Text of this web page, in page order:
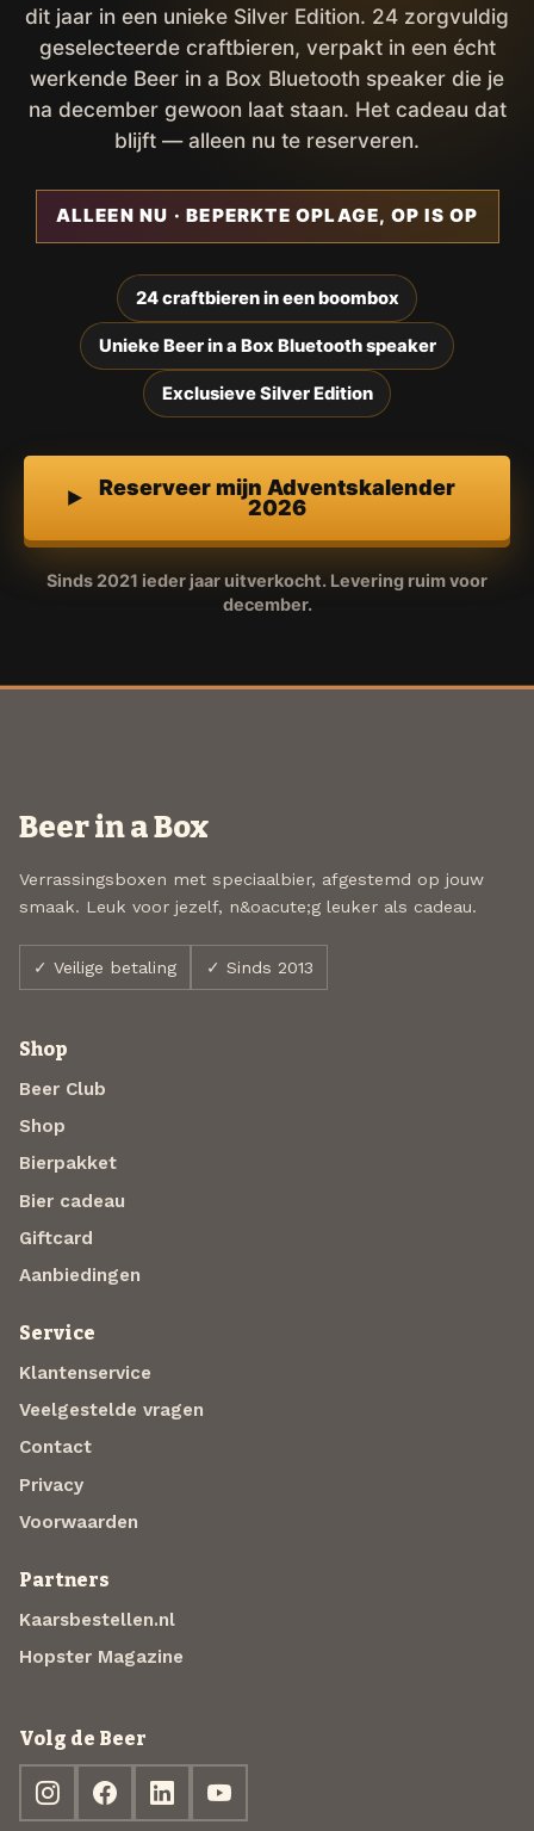
dit jaar in een unieke Silver Edition. 24 zorgvuldig
geselecteerde craftbieren, verpakt in een écht
werkende Beer in a Box Bluetooth speaker die je
na december gewoon laat staan. Het cadeau dat
blijft — alleen nu te reserveren.
ALLEEN NU · BEPERKTE OPLAGE, OP IS OP
24 craftbieren in een boombox
Unieke Beer in a Box Bluetooth speaker
Exclusieve Silver Edition
Reserveer mijn Adventskalender
2026
Sinds 2021 ieder jaar uitverkocht. Levering ruim voor
december.
Beer in a Box
Verrassingsboxen met speciaalbier, afgestemd op jouw
smaak. Leuk voor jezelf, n&oacute;g leuker als cadeau.
✓ Veilige betaling ✓ Sinds 2013
Shop
Beer Club
Shop
Bierpakket
Bier cadeau
Giftcard
Aanbiedingen
Service
Klantenservice
Veelgestelde vragen
Contact
Privacy
Voorwaarden
Partners
Kaarsbestellen.nl
Hopster Magazine
Volg de Beer